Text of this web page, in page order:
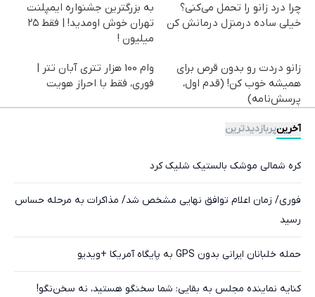
چرا درد زانو را تحمل می‌کنی؟
خیلی ساده درمنزل درمانش کن
به بزرگترین جشنواره ایمپلنت
تهران خوش اومدید! | فقط ۲۵
میلیون !
زانو دردت رو بدون قرص برای
همیشه خوب کن! (قدم اول،
پرسش‌نامه)
وام 100 هزار تتری آبان تتر |
فوری، فقط با احراز هویت
آخرینپربازدیدترین
کره شمالی موشک بالستیک شلیک کرد
فوری/ زمان اعلام توافق نهایی مشخص شد/ مذاکرات به مرحله حساس
رسید
حمله خلبانان ایرانی بدون GPS به پایگاه آمریکا +ویدیو
کنایه نماینده مجلس به بقایی: شما سخنگو هستید، نه سخن‌نگو!